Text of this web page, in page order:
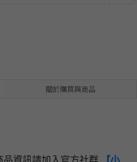
關於購買與商品